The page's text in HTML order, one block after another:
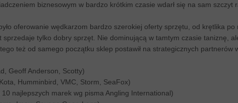
biznesowym w bardzo krótkim czasie wdarł się na sam szczyt
oferowanie wędkarzom bardzo szerokiej oferty sprzętu, od krętlika po
sprzedaje tylko dobry sprzęt. Nie dominującą w tamtym czasie taniznę,
też od samego początku sklep postawił na strategicznych partnerów
Geoff Anderson, Scotty)
Humminbird, VMC, Storm, SeaFox)
najlepszych marek wg pisma Angling International)